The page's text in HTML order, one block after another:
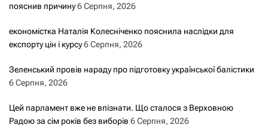
пояснив причину6 Серпня, 2026
економістка Наталія Колесніченко пояснила наслідки для
експорту цін і курсу6 Серпня, 2026
Зеленський провів нараду про підготовку української балістики
6 Серпня, 2026
Цей парламент вже не впізнати. Що сталося з Верховною
Радою за сім років без виборів 6 Серпня, 2026